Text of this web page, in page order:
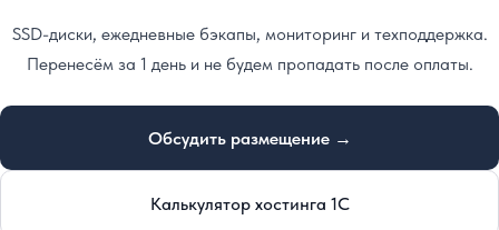
SSD-диски, ежедневные бэкапы, мониторинг и техподдержка.
Перенесём за 1 день и не будем пропадать после оплаты.
Обсудить размещение →
Калькулятор хостинга 1С